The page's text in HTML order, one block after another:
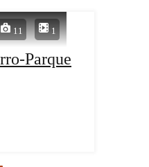
11 1
Parque